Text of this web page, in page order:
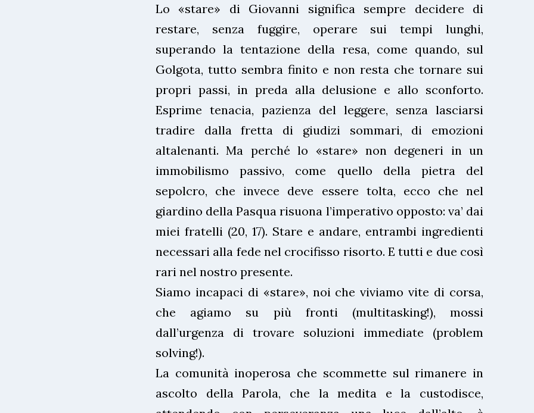
Lo «stare» di Giovanni significa sempre decidere di
restare, senza fuggire, operare sui tempi lunghi,
superando la tentazione della resa, come quando, sul
Golgota, tutto sembra finito e non resta che tornare sui
propri passi, in preda alla delusione e allo sconforto.
Esprime tenacia, pazienza del leggere, senza lasciarsi
tradire dalla fretta di giudizi sommari, di emozioni
altalenanti. Ma perché lo «stare» non degeneri in un
immobilismo passivo, come quello della pietra del
sepolcro, che invece deve essere tolta, ecco che nel
giardino della Pasqua risuona l’imperativo opposto: va’ dai
miei fratelli (20, 17). Stare e andare, entrambi ingredienti
necessari alla fede nel crocifisso risorto. E tutti e due così
rari nel nostro presente.
Siamo incapaci di «stare», noi che viviamo vite di corsa,
che agiamo su più fronti (multitasking!), mossi
dall’urgenza di trovare soluzioni immediate (problem
solving!).
La comunità inoperosa che scommette sul rimanere in
ascolto della Parola, che la medita e la custodisce,